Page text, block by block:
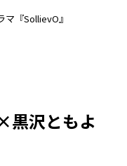
マ『SollievO』
沢ともよ